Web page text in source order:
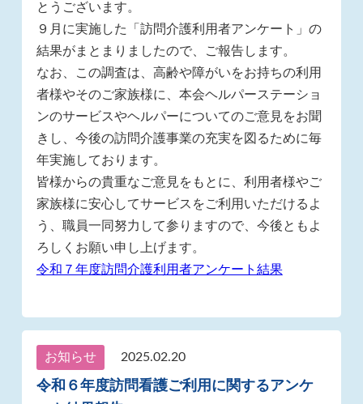
とうございます。
９月に実施した「訪問介護利用者アンケート」の
結果がまとまりましたので、ご報告します。
なお、この調査は、高齢や障がいをお持ちの利用
者様やそのご家族様に、本会ヘルパーステーショ
ンのサービスやヘルパーについてのご意見をお聞
きし、今後の訪問介護事業の充実を図るために毎
年実施しております。
皆様からの貴重なご意見をもとに、利用者様やご
家族様に安心してサービスをご利用いただけるよ
う、職員一同努力して参りますので、今後ともよ
ろしくお願い申し上げます。
令和７年度訪問介護利用者アンケート結果
お知らせ 2025.02.20
令和６年度訪問看護ご利用に関するアンケ